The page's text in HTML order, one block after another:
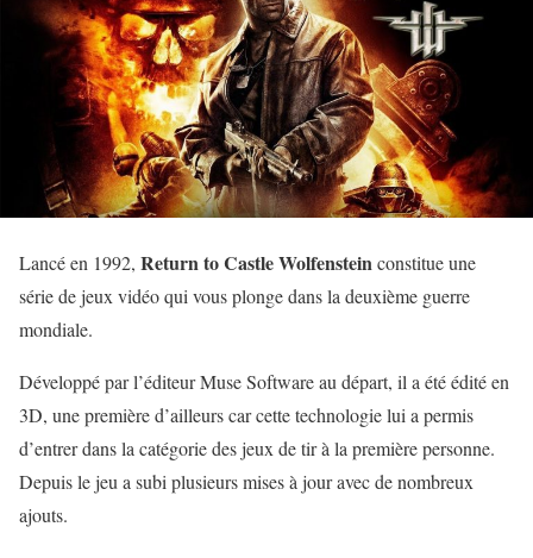
Lancé en 1992, Return to Castle Wolfensteinconstitue une
série de jeux vidéo qui vous plonge dans la deuxième guerre
mondiale.
Développé par l’éditeur Muse Software au départ, il a été édité en
3D, une première d’ailleurs car cette technologie lui a permis
d’entrer dans la catégorie des jeux de tir à la première personne.
Depuis le jeu a subi plusieurs mises à jour avec de nombreux
ajouts.